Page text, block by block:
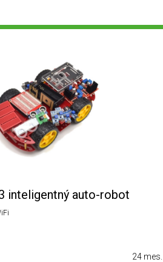
inteligentný auto-robot
24 mes.